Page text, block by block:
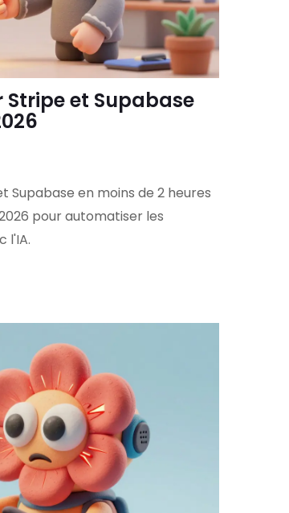
et Supabase
en moins de 2 heures
pour automatiser les
l'IA.